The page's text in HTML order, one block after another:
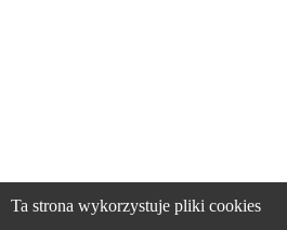
Ta strona wykorzystuje pliki cookies